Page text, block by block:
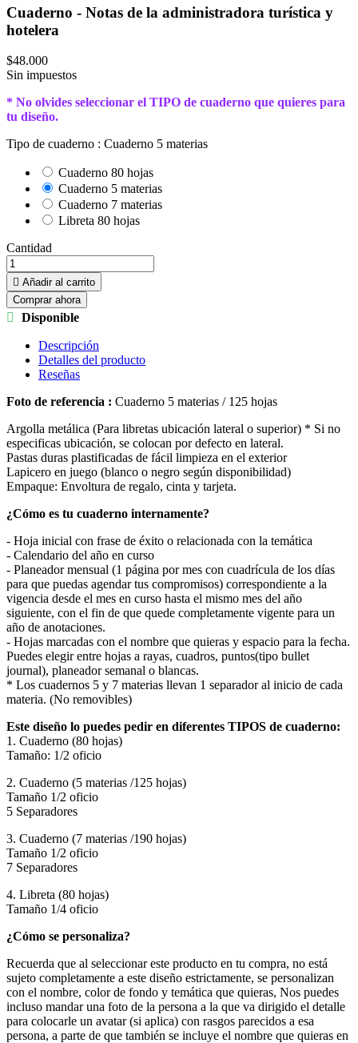
Cuaderno - Notas de la administradora turística y
hotelera
$48.000
Sin impuestos
* No olvides seleccionar el TIPO de cuaderno que quieres para
tu diseño.
Tipo de cuaderno : Cuaderno 5 materias
Cuaderno 80 hojas
Cuaderno 5 materias
Cuaderno 7 materias
Libreta 80 hojas
Cantidad
 Añadir al carrito
Comprar ahora
 Disponible
Descripción
Detalles del producto
Reseñas
Foto de referencia : Cuaderno 5 materias / 125 hojas
Argolla metálica (Para libretas ubicación lateral o superior) * Si no
especificas ubicación, se colocan por defecto en lateral.
Pastas duras plastificadas de fácil limpieza en el exterior
Lapicero en juego (blanco o negro según disponibilidad)
Empaque: Envoltura de regalo, cinta y tarjeta.
¿Cómo es tu cuaderno internamente?
- Hoja inicial con frase de éxito o relacionada con la temática
- Calendario del año en curso
- Planeador mensual (1 página por mes con cuadrícula de los días
para que puedas agendar tus compromisos) correspondiente a la
vigencia desde el mes en curso hasta el mismo mes del año
siguiente, con el fin de que quede completamente vigente para un
año de anotaciones.
- Hojas marcadas con el nombre que quieras y espacio para la fecha.
Puedes elegir entre hojas a rayas, cuadros, puntos(tipo bullet
journal), planeador semanal o blancas.
* Los cuadernos 5 y 7 materias llevan 1 separador al inicio de cada
materia. (No removibles)
Este diseño lo puedes pedir en diferentes TIPOS de cuaderno:
1. Cuaderno (80 hojas)
Tamaño: 1/2 oficio
2. Cuaderno (5 materias /125 hojas)
Tamaño 1/2 oficio
5 Separadores
3. Cuaderno (7 materias /190 hojas)
Tamaño 1/2 oficio
7 Separadores
4. Libreta (80 hojas)
Tamaño 1/4 oficio
¿Cómo se personaliza?
Recuerda que al seleccionar este producto en tu compra, no está
sujeto completamente a este diseño estrictamente, se personalizan
con el nombre, color de fondo y temática que quieras, Nos puedes
incluso mandar una foto de la persona a la que va dirigido el detalle
para colocarle un avatar (si aplica) con rasgos parecidos a esa
persona, a parte de que también se incluye el nombre que quieras en